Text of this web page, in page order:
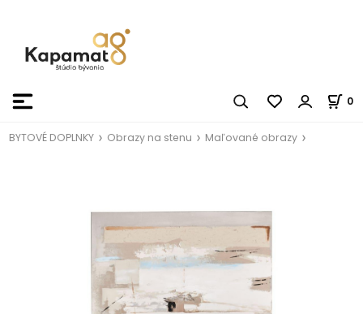
0
BYTOVÉ DOPLNKY Obrazy na stenu Maľované obrazy